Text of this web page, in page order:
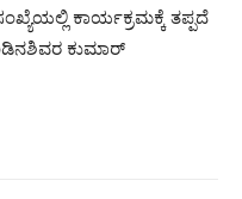
ಕಾರ್ಯಕ್ರಮಕ್ಕೆ ತಪ್ಪದೆ
ಕುಮಾರ್